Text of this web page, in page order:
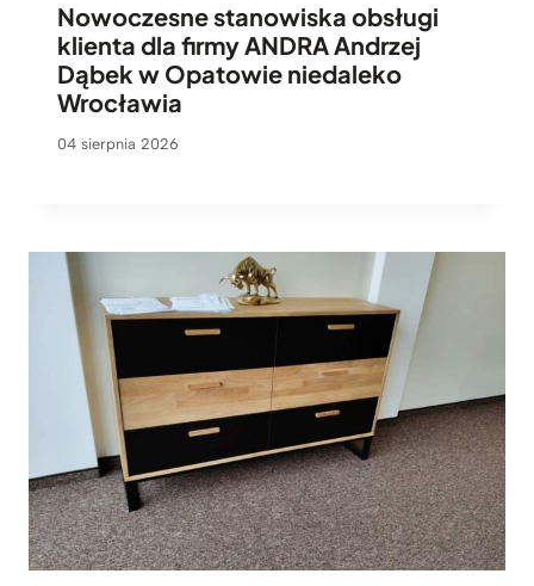
Nowoczesne stanowiska obsługi
klienta dla firmy ANDRA Andrzej
Dąbek w Opatowie niedaleko
Wrocławia
04 sierpnia 2026